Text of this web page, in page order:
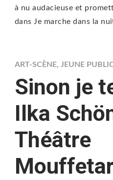
à nu audacieuse et
dans Je marche dans la
ART-SCÈNE, JEUNE
Sinon je
Ilka
Théâtre